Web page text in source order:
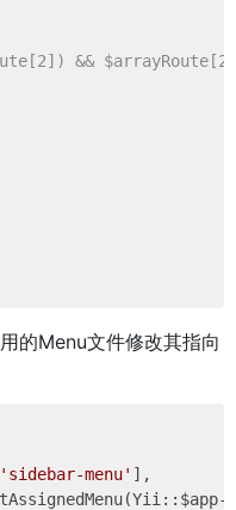
&&
的Menu文件修改其指向
'sidebar-menu' ],